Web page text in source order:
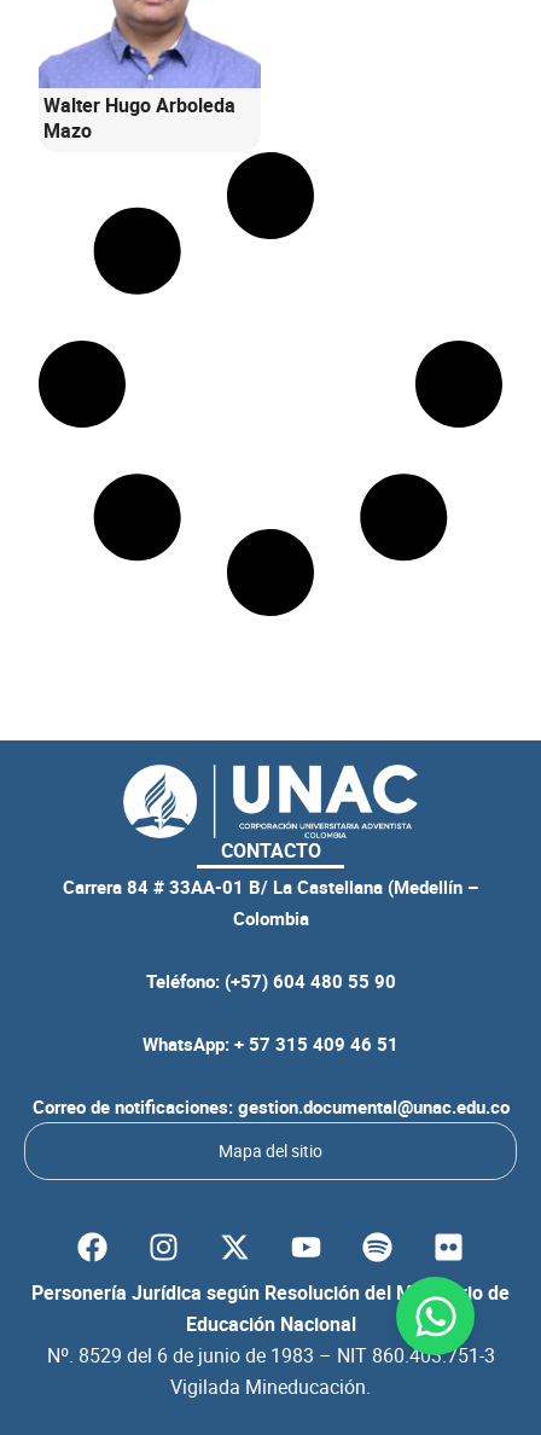
Walter Hugo Arboleda
Mazo
CONTACTO
Carrera 84 # 33AA-01 B/ La Castellana (Medellín –
Colombia
Teléfono: (+57) 604 480 55 90
WhatsApp: + 57 315 409 46 51
Correo de notificaciones: gestion.documental@unac.edu.co
Mapa del sitio
Personería Jurídica según Resolución del Ministerio de
Educación Nacional
Nº. 8529 del 6 de junio de 1983 – NIT 860.403.751-3
Vigilada Mineducación.
F
a
c
b
I
n
s
a
g
Y
o
u
t
u
b
S
p
o
i
F
l
i
c
k